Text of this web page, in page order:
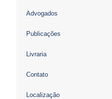
Advogados
Publicações
Livraria
Contato
Localização